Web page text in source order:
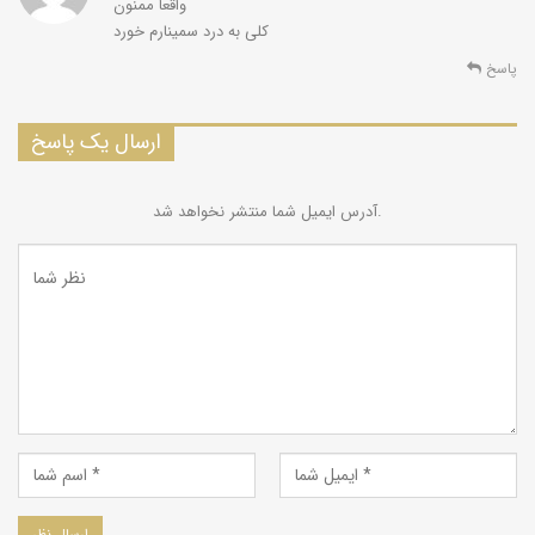
فک‌ها در این یخ‌ها سوراخ‌های کوچکی برای نفس کشیدن و سوراخ
های بزرگ‌تری برای خارج شدن از حفر می‌کنند. در اوایل بهار که یخ‌ها
قسمت‌های عمیق‌تر و سردتر که غذا فراوان است می‌مانند. هنوز اکثر
مکان‌هایی که فک‌ها از بهار تا پائیز در آنجا به سر می‌برند کاملاً
ماهیان به خصوص ماه یکیلکا که به علت ورود شانه‌دار، آلودگی آب و
صد بی‌رویه صورت گرفته است می‌تواند یکی از عاوامل کاهش شدید
واقعا ممنون
کلی به درد سمینارم خورد
پاسخ
ارسال یک پاسخ
آدرس ایمیل شما منتشر نخواهد شد.